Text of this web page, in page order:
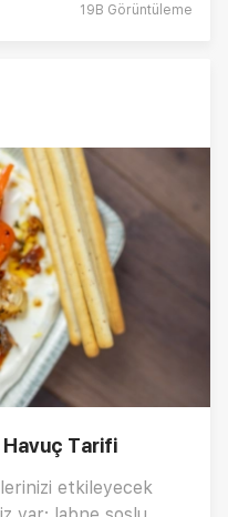
19B Görüntüleme
Havuç Tarifi
etkileyecek